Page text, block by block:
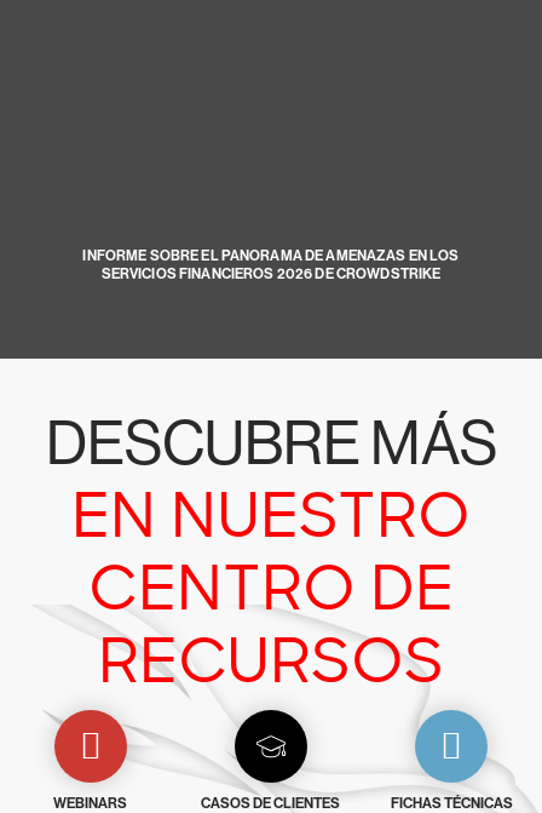
INFORME SOBRE EL PANORAMA DE AMENAZAS EN LOS
SERVICIOS FINANCIEROS 2026 DE CROWDSTRIKE
DESCUBRE MÁS
EN NUESTRO
CENTRO DE
RECURSOS
WEBINARS CASOS DE CLIENTES FICHAS TÉCNICAS